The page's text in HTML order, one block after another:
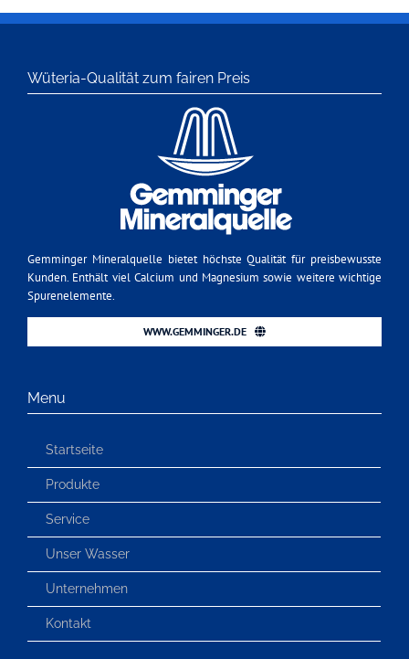
Wüteria-Qualität zum fairen Preis
Gemminger Mineralquelle bietet höchste Qualität für preisbewusste
Kunden. Enthält viel Calcium und Magnesium sowie weitere wichtige
Spurenelemente.
WWW.GEMMINGER.DE
Menu
Startseite
Produkte
Service
Unser Wasser
Unternehmen
Kontakt